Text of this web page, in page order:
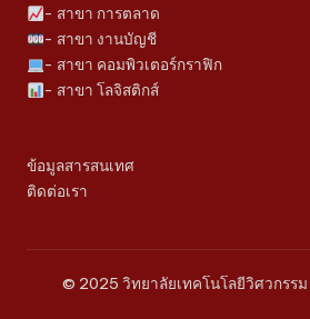
- สาขา การตลาด
- สาขา งานบัญชี
- สาขา คอมพิวเตอร์กราฟิก
- สาขา โลจิสติกส์
ข้อมูลสารสนเทศ
ติดต่อเรา
© 2025 วิทยาลัยเทคโนโลยีวิศวกรร